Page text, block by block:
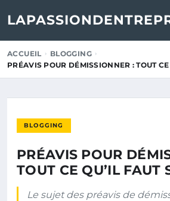
ACCUEIL
BLOGGING
PRÉAVIS POUR DÉMISSIONNER : TOUT
BLOGGING
PRÉAVIS POUR
TOUT CE QU’IL FAUT
Le sujet des préavis de